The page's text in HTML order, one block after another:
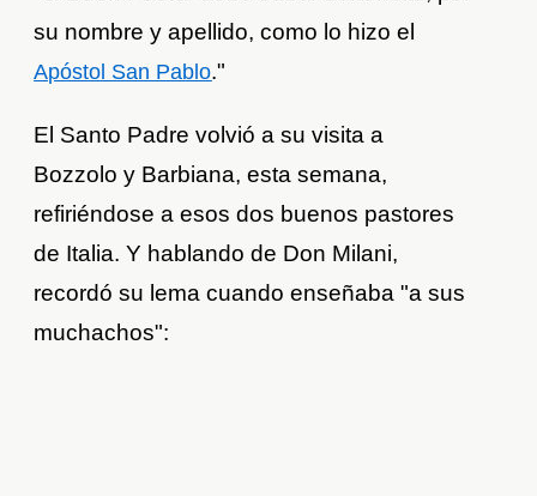
su nombre y apellido, como lo hizo el
Apóstol San Pablo."
El Santo Padre volvió a su visita a
Bozzolo y Barbiana, esta semana,
refiriéndose a esos dos buenos pastores
de Italia. Y hablando de Don Milani,
recordó su lema cuando enseñaba "a sus
muchachos":